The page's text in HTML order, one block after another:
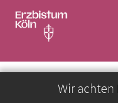
Wir achten